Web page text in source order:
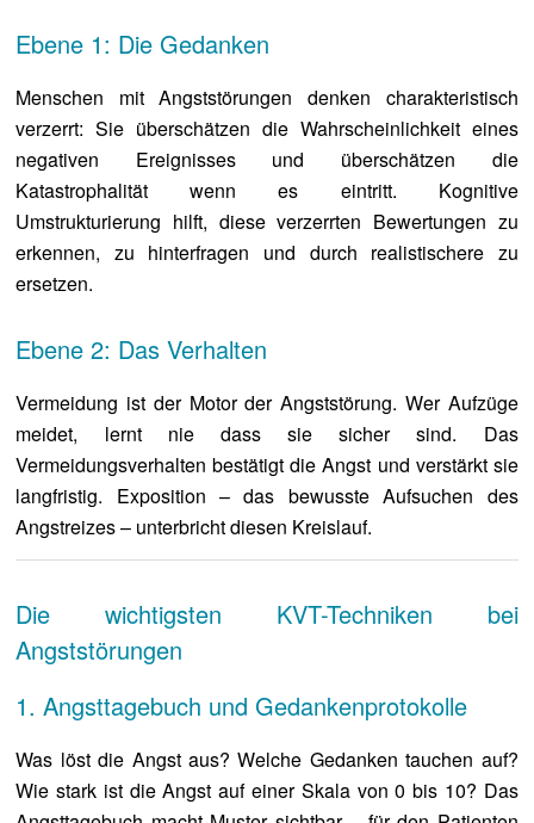
Ebene 1: Die Gedanken
Menschen mit Angststörungen denken charakteristisch
verzerrt: Sie überschätzen die Wahrscheinlichkeit eines
negativen Ereignisses und überschätzen die
Katastrophalität wenn es eintritt. Kognitive
Umstrukturierung hilft, diese verzerrten Bewertungen zu
erkennen, zu hinterfragen und durch realistischere zu
ersetzen.
Ebene 2: Das Verhalten
Vermeidung ist der Motor der Angststörung. Wer Aufzüge
meidet, lernt nie dass sie sicher sind. Das
Vermeidungsverhalten bestätigt die Angst und verstärkt sie
langfristig. Exposition – das bewusste Aufsuchen des
Angstreizes – unterbricht diesen Kreislauf.
Die wichtigsten KVT-Techniken bei
Angststörungen
1. Angsttagebuch und Gedankenprotokolle
Was löst die Angst aus? Welche Gedanken tauchen auf?
Wie stark ist die Angst auf einer Skala von 0 bis 10? Das